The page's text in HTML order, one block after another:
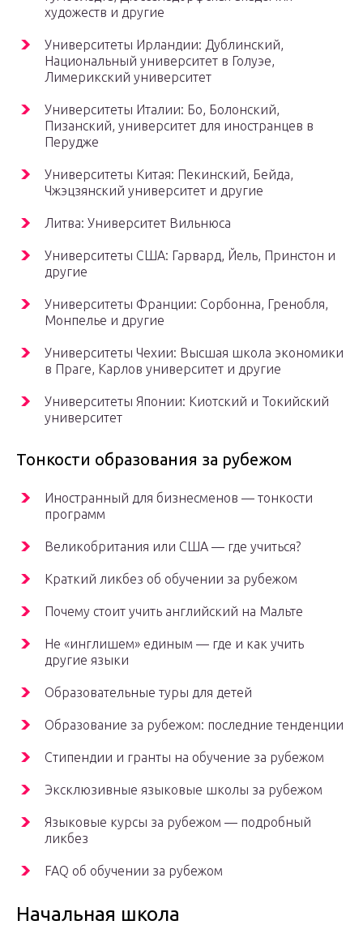
художеств и другие
Университеты Ирландии: Дублинский,
Национальный университет в Голуэе,
Лимерикский университет
Университеты Италии: Бо, Болонский,
Пизанский, университет для иностранцев в
Перудже
Университеты Китая: Пекинский, Бейда,
Чжэцзянский университет и другие
Литва: Университет Вильнюса
Университеты США: Гарвард, Йель, Принстон и
другие
Университеты Франции: Сорбонна, Гренобля,
Монпелье и другие
Университеты Чехии: Высшая школа экономики
в Праге, Карлов университет и другие
Университеты Японии: Киотский и Токийский
университет
Тонкости образования за рубежом
Иностранный для бизнесменов — тонкости
программ
Великобритания или США — где учиться?
Краткий ликбез об обучении за рубежом
Почему стоит учить английский на Мальте
Не «инглишем» единым — где и как учить
другие языки
Образовательные туры для детей
Образование за рубежом: последние тенденции
Стипендии и гранты на обучение за рубежом
Эксклюзивные языковые школы за рубежом
Языковые курсы за рубежом — подробный
ликбез
FAQ об обучении за рубежом
Начальная школа